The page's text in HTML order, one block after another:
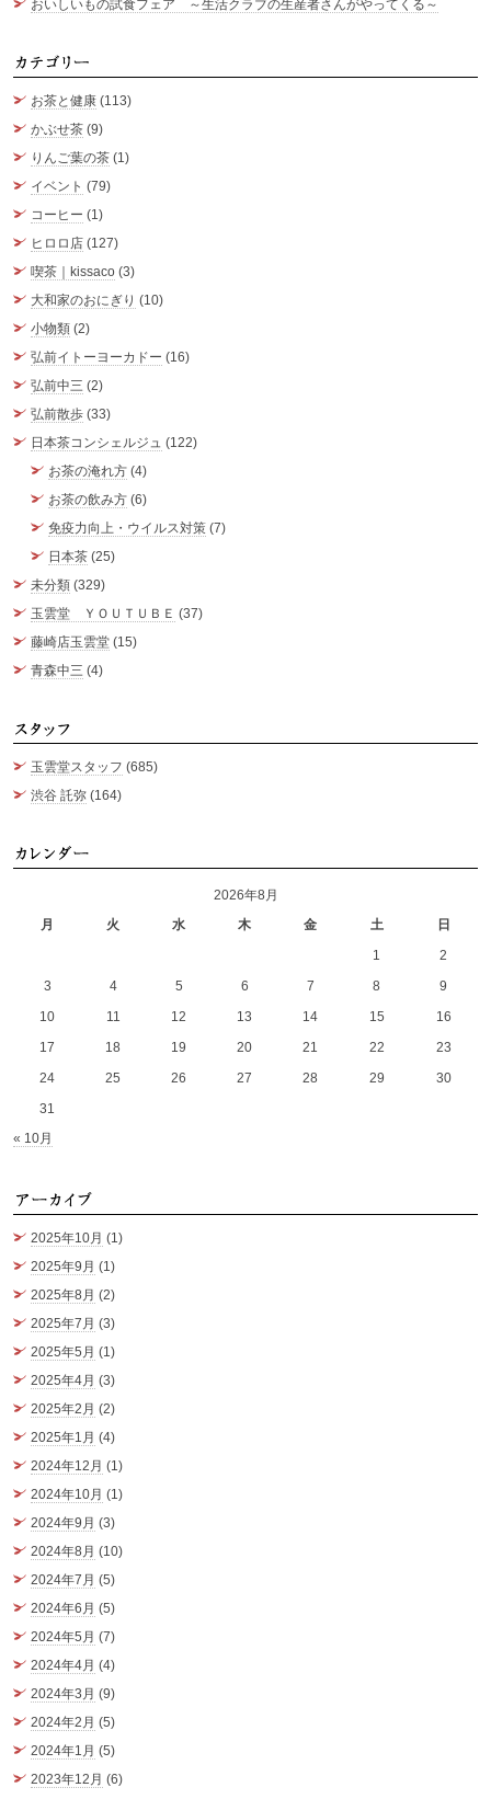
おいしいもの試食フェア ～生活クラブの生産者さんがやってくる～
お茶と健康 (113)
かぶせ茶 (9)
りんご葉の茶 (1)
イベント (79)
コーヒー (1)
ヒロロ店 (127)
喫茶｜kissaco (3)
大和家のおにぎり (10)
小物類 (2)
弘前イトーヨーカドー (16)
弘前中三 (2)
弘前散歩 (33)
日本茶コンシェルジュ (122)
お茶の淹れ方 (4)
お茶の飲み方 (6)
免疫力向上・ウイルス対策 (7)
日本茶 (25)
未分類 (329)
玉雲堂 ＹＯＵＴＵＢＥ (37)
藤崎店玉雲堂 (15)
青森中三 (4)
玉雲堂スタッフ (685)
渋谷 託弥 (164)
2026年8月
月
火 水 木 金 土
日
1
2
3
4 5 6 7 8
9
10
11 12 13 14 15
16
17
18 19 20 21 22
23
24
25 26 27 28 29
30
31
« 10月
2025年10月 (1)
2025年9月 (1)
2025年8月 (2)
2025年7月 (3)
2025年5月 (1)
2025年4月 (3)
2025年2月 (2)
2025年1月 (4)
2024年12月 (1)
2024年10月 (1)
2024年9月 (3)
2024年8月 (10)
2024年7月 (5)
2024年6月 (5)
2024年5月 (7)
2024年4月 (4)
2024年3月 (9)
2024年2月 (5)
2024年1月 (5)
2023年12月 (6)